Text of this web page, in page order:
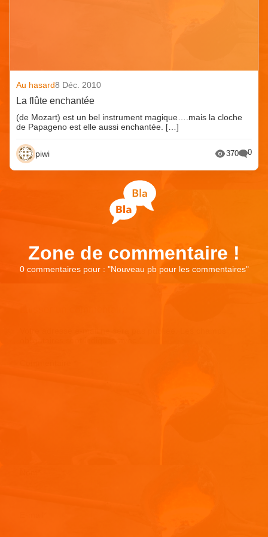
Au hasard8 Déc. 2010
La flûte enchantée
(de Mozart) est un bel instrument magique….mais la cloche
de Papageno est elle aussi enchantée. […]
piwi 370 0
Zone de commentaire !
0 commentaires pour : "Nouveau pb pour les commentaires"